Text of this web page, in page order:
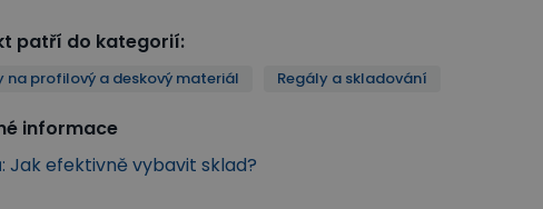
patří do kategorií:
na profilový a deskový materiál Regály a skladování
informace
Jak efektivně vybavit sklad?